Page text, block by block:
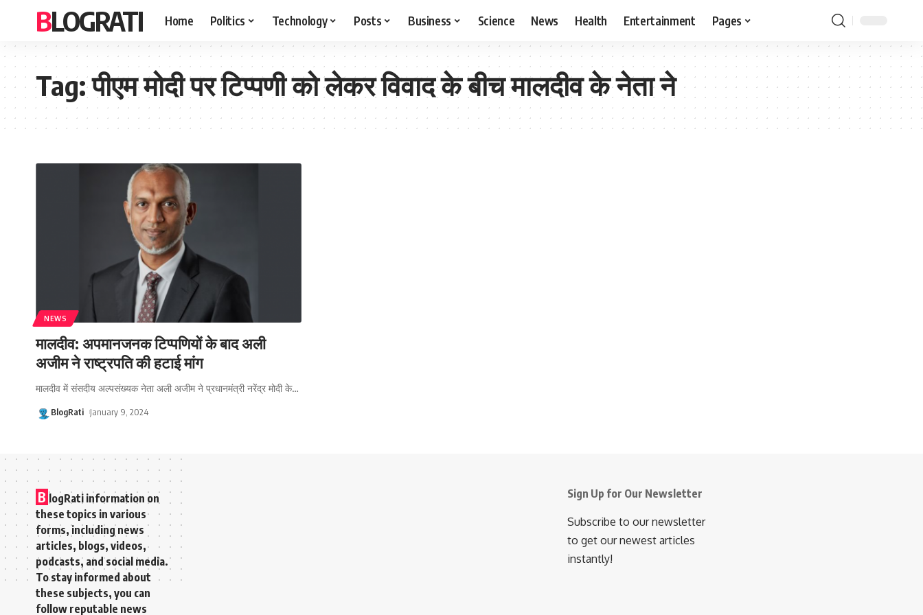
BLOGRATI Home Politics Technology Posts Business Science News Health Entertainment Pages
Tag:पीएम मोदी पर टिप्पणी को लेकर विवाद के बीच मालदीव के नेता ने
NEWS
मालदीव: अपमानजनक टिप्पणियों के बाद अली
अजीम ने राष्ट्रपति की हटाई मांग
मालदीव में संसदीय अल्पसंख्यक नेता अली अजीम ने प्रधानमंत्री नरेंद्र मोदी के…
BlogRati January 9, 2024
B logRati information on
these topics in various
forms, including news
articles, blogs, videos,
podcasts, and social media.
To stay informed about
these subjects, you can
follow reputable news
Sign Up for Our Newsletter
Subscribe to our newsletter
to get our newest articles
instantly!